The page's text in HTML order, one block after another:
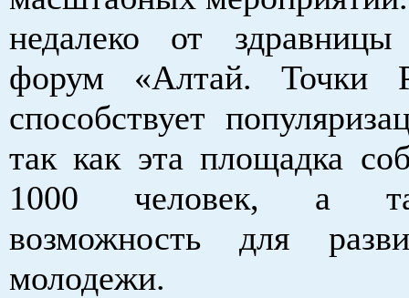
недалеко от здравницы
форум «Алтай. Точки
способствует
так как эта площадка
1000 человек, а
возможность для
молодежи.